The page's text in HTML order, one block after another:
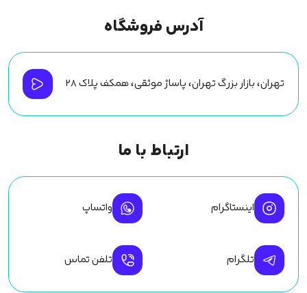
آدرس فروشگاه
تهران، بازار بزرگ تهران، پاساژ موثقی، همکف پلاک ۲۸
ارتباط با ما
اینستاگرام واتساپ
تلگرام تلفن تماس